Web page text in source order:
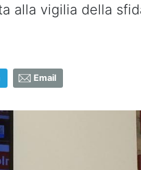
alla vigilia della
Email